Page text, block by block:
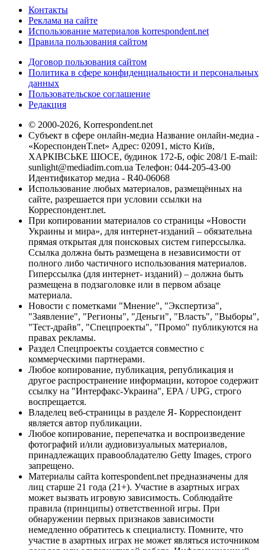
Контакты
Реклама на сайте
Использование материалов korrespondent.net
Правила пользования сайтом
Договор пользования сайтом
Политика в сфере конфиденциальности и персональных
данных
Пользовательское соглашение
Редакция
© 2000-2026, Korrespondent.net
Субъект в сфере онлайн-медиа Название онлайн-медиа -
«КореспонденТ.net» Адрес: 02091, місто Київ,
ХАРКІВСЬКЕ ШОСЕ, будинок 172-Б, офіс 208/1 E-mail:
sunlight@mediadim.com.ua Телефон: 044-205-43-00
Идентификатор медиа - R40-06068
Использование любых материалов, размещённых на
сайте, разрешается при условии ссылки на
Корреспондент.net.
При копировании материалов со страницы «Новости
Украины и мира», для интернет-изданий – обязательна
прямая открытая для поисковых систем гиперссылка.
Ссылка должна быть размещена в независимости от
полного либо частичного использования материалов.
Гиперссылка (для интернет- изданий) – должна быть
размещена в подзаголовке или в первом абзаце
материала.
Новости с пометками "Мнение", "Экспертиза",
"Заявление", "Регионы", "Деньги", "Власть", "Выборы",
"Тест-драйв", "Спецпроекты", "Промо" публикуются на
правах рекламы.
Раздел Спецпроекты создается совместно с
коммерческими партнерами.
Любое копирование, публикация, републикация и
другое распространение информации, которое содержит
ссылку на "Интерфакс-Украина", EPA / UPG, строго
воспрещается.
Владелец веб-страницы в разделе Я- Корреспондент
является автор публикации.
Любое копирование, перепечатка и воспроизведение
фотографий и/или аудиовизуальных материалов,
принадлежащих правообладателю Getty Images, строго
запрещено.
Материалы сайта korrespondent.net предназначены для
лиц старше 21 года (21+). Участие в азартных играх
может вызвать игровую зависимость. Соблюдайте
правила (принципы) ответственной игры. При
обнаружении первых признаков зависимости
немедленно обратитесь к специалисту. Помните, что
участие в азартных играх не может являться источником